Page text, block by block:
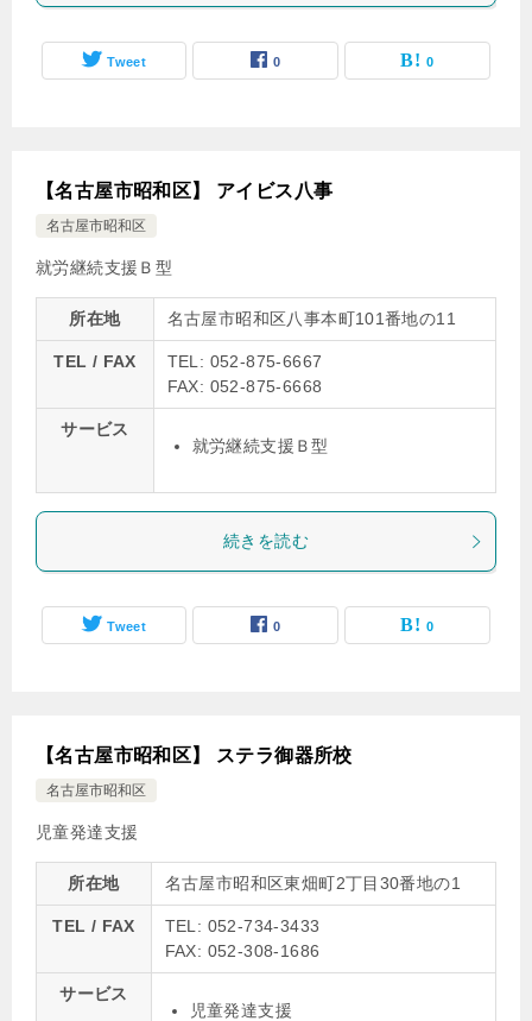
Tweet 0 0
【名古屋市昭和区】 アイビス八事
名古屋市昭和区
就労継続支援Ｂ型
所在地 名古屋市昭和区八事本町101番地の11
TEL / FAX
TEL: 052-875-6667
FAX: 052-875-6668
サービス
就労継続支援Ｂ型
続きを読む
Tweet 0 0
【名古屋市昭和区】 ステラ御器所校
名古屋市昭和区
児童発達支援
所在地 名古屋市昭和区東畑町2丁目30番地の1
TEL / FAX
TEL: 052-734-3433
FAX: 052-308-1686
サービス
児童発達支援